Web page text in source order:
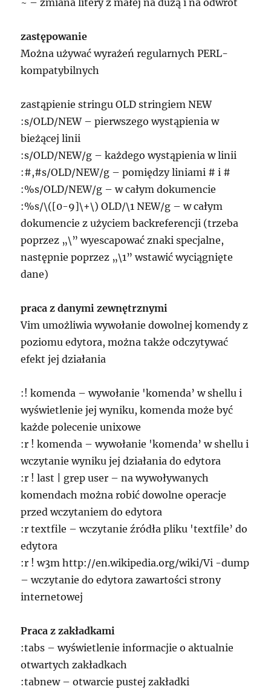
~ – zmiana litery z małej na dużą i na odwrót
zastępowanie
Można używać wyrażeń regularnych PERL-
kompatybilnych
zastąpienie stringu OLD stringiem NEW
:s/OLD/NEW – pierwszego wystąpienia w
bieżącej linii
:s/OLD/NEW/g – każdego wystąpienia w linii
:#,#s/OLD/NEW/g – pomiędzy liniami # i #
:%s/OLD/NEW/g – w całym dokumencie
:%s/\([0-9]\+\) OLD/\1 NEW/g – w całym
dokumencie z użyciem backreferencji (trzeba
poprzez „\” wyescapować znaki specjalne,
następnie poprzez „\1” wstawić wyciągnięte
dane)
praca z danymi zewnętrznymi
Vim umożliwia wywołanie dowolnej komendy z
poziomu edytora, można także odczytywać
efekt jej działania
:! komenda – wywołanie 'komenda’ w shellu i
wyświetlenie jej wyniku, komenda może być
każde polecenie unixowe
:r ! komenda – wywołanie 'komenda’ w shellu i
wczytanie wyniku jej działania do edytora
:r ! last | grep user – na wywoływanych
komendach można robić dowolne operacje
przed wczytaniem do edytora
:r textfile – wczytanie źródła pliku 'textfile’ do
edytora
:r ! w3m http://en.wikipedia.org/wiki/Vi -dump
– wczytanie do edytora zawartości strony
internetowej
Praca z zakładkami
:tabs – wyświetlenie informacjie o aktualnie
otwartych zakładkach
:tabnew – otwarcie pustej zakładki